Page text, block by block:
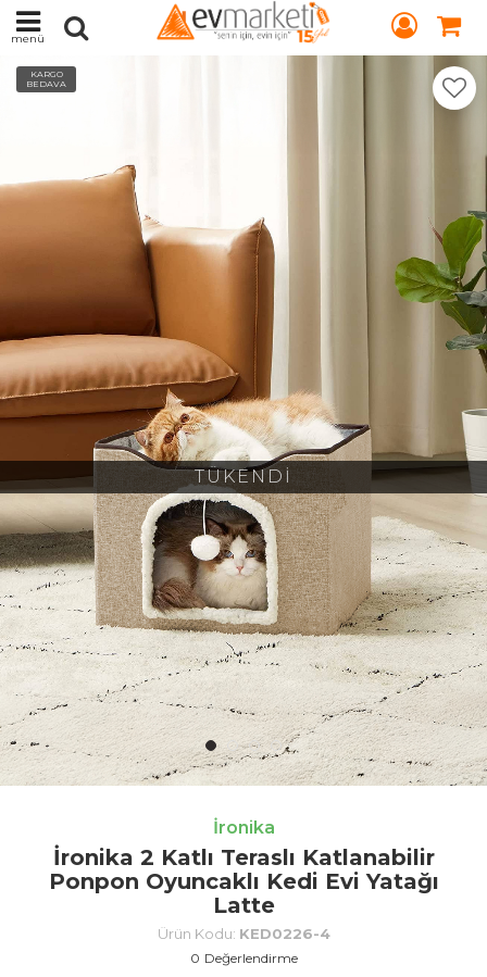
menü
TÜKENDİ
KARGO
BEDAVA
İronika
İronika 2 Katlı Teraslı Katlanabilir
Ponpon Oyuncaklı Kedi Evi Yatağı
Latte
Ürün Kodu: KED0226-4
0 Değerlendirme